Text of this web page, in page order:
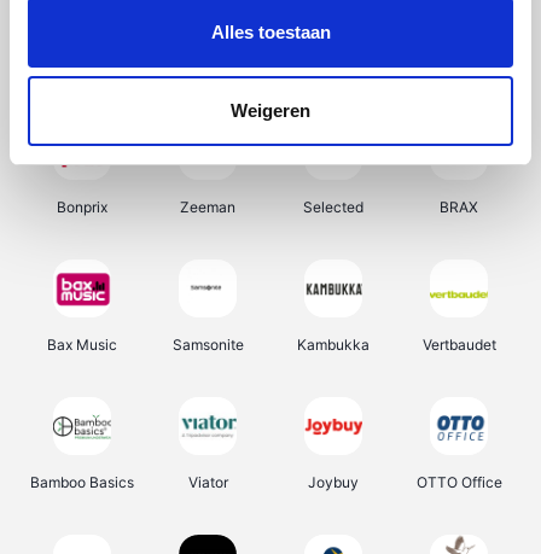
Alles toestaan
Weigeren
My Jewellery Tennis Point Samsung Delonghi
Bonprix Zeeman Selected BRAX
Bax Music Samsonite Kambukka Vertbaudet
Bamboo Basics Viator Joybuy OTTO Office